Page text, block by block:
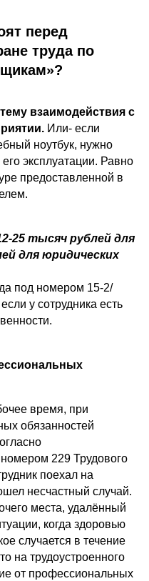
перед
труда по
взаимодействия с
Или- если
ноутбук, нужно
эксплуатации. Равно
предоставленной в
25 тысяч рублей для
для юридических
под номером 15-2/
у сотрудника есть
время, при
обязанностей
номером 229 Трудового
поехал на
несчастный случай.
места, удалённый
когда здоровью
случается в течение
на трудоустроенного
от профессиональных